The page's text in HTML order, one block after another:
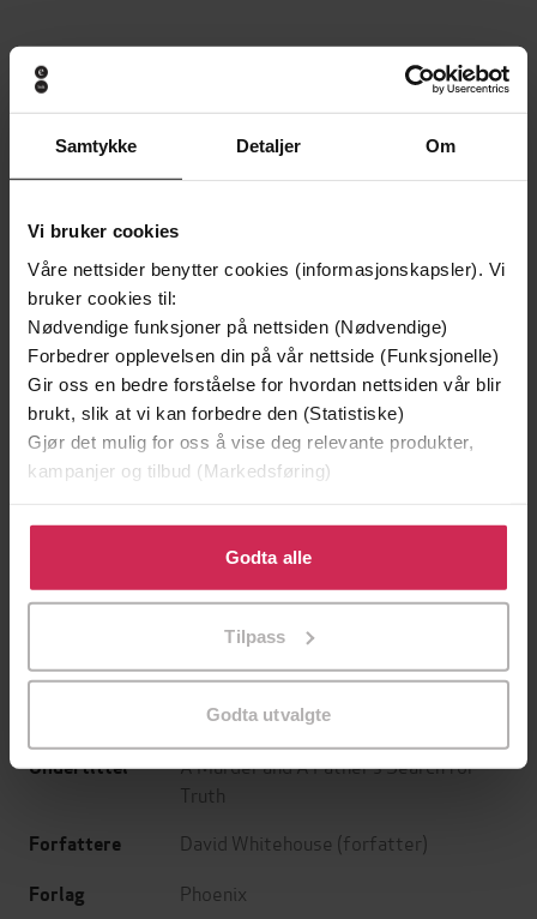
Samtykke Detaljer Om
Vi bruker cookies
Våre nettsider benytter cookies (informasjonskapsler). Vi
bruker cookies til:
Nødvendige funksjoner på nettsiden (Nødvendige)
Forbedrer opplevelsen din på vår nettside (Funksjonelle)
Gir oss en bedre forståelse for hvordan nettsiden vår blir
brukt, slik at vi kan forbedre den (Statistiske)
Gjør det mulig for oss å vise deg relevante produkter,
kampanjer og tilbud (Markedsføring)
Klikk på «Godta alle» for å gi oss ditt samtykke til å
bruke cookies for alle disse formålene. Du kan også
tilpasse ditt samtykke til spesifikke formål ved å klikke
Godta alle
Tilpass
Godta utvalgte
Andre har også kjøpt
Premium
Jo Nesbø
Premium
Jørn Lier Horst
Undertittel
A Murder and A Father’s Search for
Truth
Forfattere David Whitehouse (forfatter)
Forlag Phoenix